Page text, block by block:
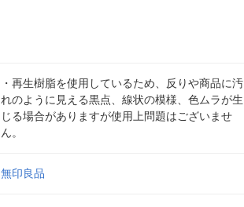
・再生樹脂を使用しているため、反りや商品に汚
れのように見える黒点、線状の模様、色ムラが生
じる場合がありますが使用上問題はございませ
ん。
無印良品